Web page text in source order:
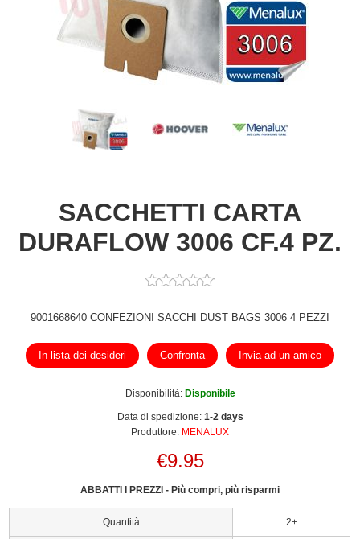
SACCHETTI CARTA
DURAFLOW 3006 CF.4 PZ.
9001668640 CONFEZIONI SACCHI DUST BAGS 3006 4 PEZZI
In lista dei desideri Confronta Invia ad un amico
Disponibilità: Disponibile
Data di spedizione: 1-2 days
Produttore: MENALUX
€9.95
ABBATTI I PREZZI - Più compri, più risparmi
Quantità 2+